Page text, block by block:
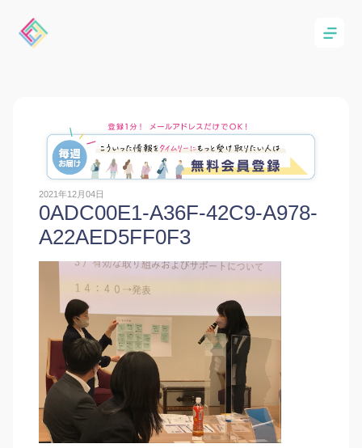
2021年12月04日
0ADC00E1-A36F-42C9-A978-
A22AED5FF0F3